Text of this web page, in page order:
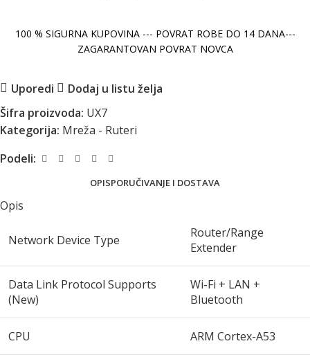
100 % SIGURNA KUPOVINA --- POVRAT ROBE DO 14 DANA---
ZAGARANTOVAN POVRAT NOVCA
Uporedi
Dodaj u listu želja
Šifra proizvoda: UX7
Kategorija: Mreža - Ruteri
Podeli:
OPISPORUČIVANJE I DOSTAVA
Opis
Network Device Type
Router/Range
Extender
Data Link Protocol Supports
(New)
Wi-Fi + LAN +
Bluetooth
CPU ARM Cortex-A53